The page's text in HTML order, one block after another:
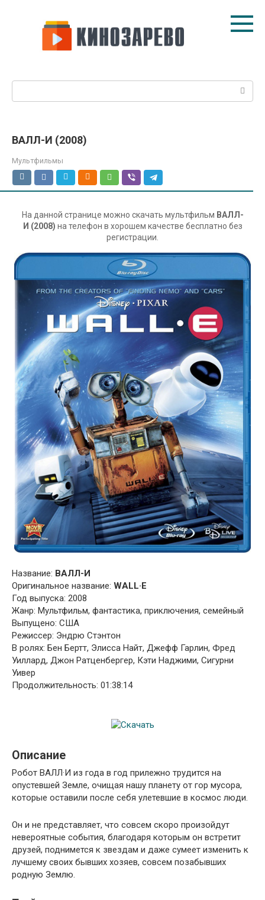
ВАЛЛ-И (2008)
Мультфильмы
На данной странице можно скачать мультфильм ВАЛЛ-
И (2008) на телефон в хорошем качестве бесплатно без
регистрации.
Название: ВАЛЛ-И
Оригинальное название: WALL·E
Год выпуска: 2008
Жанр: Мультфильм, фантастика, приключения, семейный
Выпущено: США
Режиссер: Эндрю Стэнтон
В ролях: Бен Бертт, Элисса Найт, Джефф Гарлин, Фред
Уиллард, Джон Ратценбергер, Кэти Наджими, Сигурни
Уивер
Продолжительность: 01:38:14
Описание
Робот ВАЛЛ·И из года в год прилежно трудится на
опустевшей Земле, очищая нашу планету от гор мусора,
которые оставили после себя улетевшие в космос люди.
Он и не представляет, что совсем скоро произойдут
невероятные события, благодаря которым он встретит
друзей, поднимется к звездам и даже сумеет изменить к
лучшему своих бывших хозяев, совсем позабывших
родную Землю.